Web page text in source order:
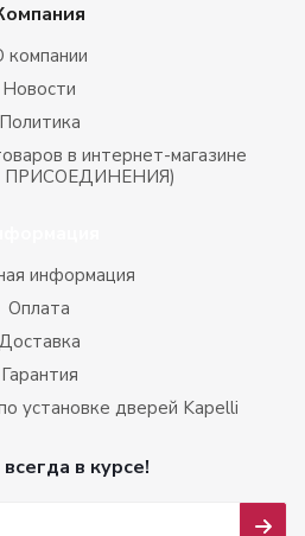
компании
Новости
Политика
в интернет-магазине
информация
Оплата
Гарантия
установке дверей Kapelli
в курсе!